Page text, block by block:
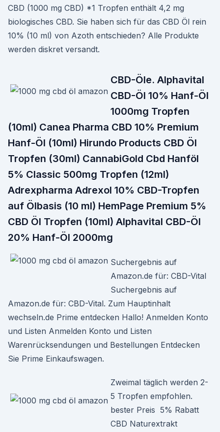
CBD (1000 mg CBD) *1 Tropfen enthält 4,2 mg
biologisches CBD. Sie haben sich für das CBD Öl rein
10% (10 ml) von Azoth entschieden? Alle Produkte
werden diskret versandt.
CBD-Öle. Alphavital
CBD-Öl 10% Hanf-Öl
1000mg Tropfen
(10ml) Canea Pharma CBD 10% Premium
Hanf-Öl (10ml) Hirundo Products CBD Öl
Tropfen (30ml) CannabiGold Cbd Hanföl
5% Classic 500mg Tropfen (12ml)
Adrexpharma Adrexol 10% CBD-Tropfen
auf Ölbasis (10 ml) HemPage Premium 5%
CBD Öl Tropfen (10ml) Alphavital CBD-Öl
20% Hanf-Öl 2000mg
Suchergebnis auf
Amazon.de für: CBD-Vital
Suchergebnis auf
Amazon.de für: CBD-Vital. Zum Hauptinhalt
wechseln.de Prime entdecken Hallo! Anmelden Konto
und Listen Anmelden Konto und Listen
Warenrücksendungen und Bestellungen Entdecken
Sie Prime Einkaufswagen.
Zweimal täglich werden 2-
5 Tropfen empfohlen. ️
bester Preis ️ 5% Rabatt
CBD Naturextrakt